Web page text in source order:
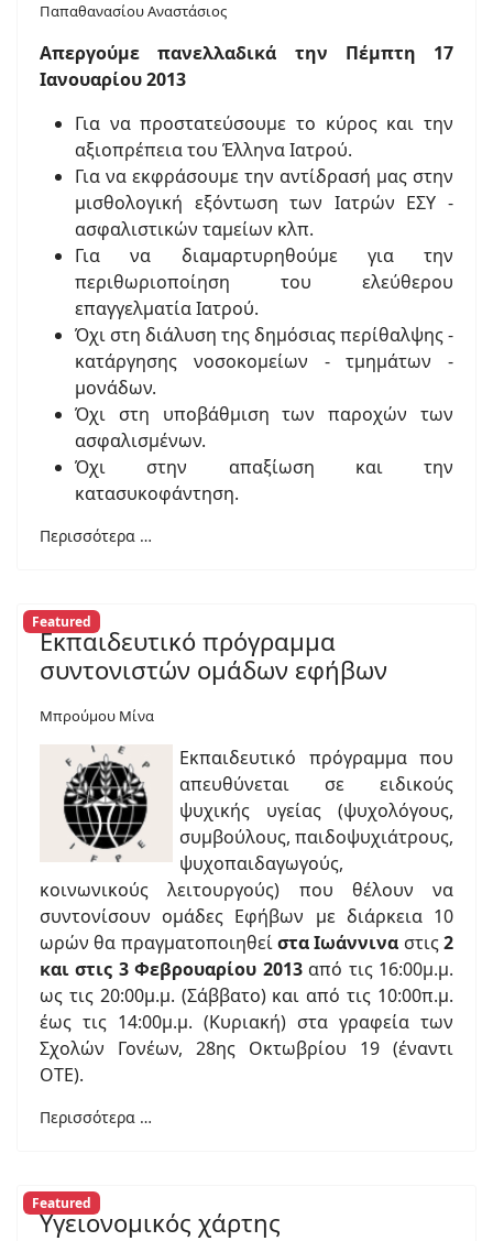
Παπαθανασίου Αναστάσιος
Απεργούμε πανελλαδικά την Πέμπτη 17
Ιανουαρίου 2013
Για να προστατεύσουμε το κύρος και την
αξιοπρέπεια του Έλληνα Ιατρού.
Για να εκφράσουμε την αντίδρασή μας στην
μισθολογική εξόντωση των Ιατρών ΕΣΥ -
ασφαλιστικών ταμείων κλπ.
Για να διαμαρτυρηθούμε για την
περιθωριοποίηση του ελεύθερου
επαγγελματία Ιατρού.
Όχι στη διάλυση της δημόσιας περίθαλψης -
κατάργησης νοσοκομείων - τμημάτων -
μονάδων.
Όχι στη υποβάθμιση των παροχών των
ασφαλισμένων.
Όχι στην απαξίωση και την
κατασυκοφάντηση.
Περισσότερα …
Featured
Εκπαιδευτικό πρόγραμμα
συντονιστών ομάδων εφήβων
Μπρούμου Μίνα
Εκπαιδευτικό πρόγραμμα που
απευθύνεται σε ειδικούς
ψυχικής υγείας (ψυχολόγους,
συμβούλους, παιδοψυχιάτρους,
ψυχοπαιδαγωγούς,
κοινωνικούς λειτουργούς) που θέλουν να
συντονίσουν ομάδες Εφήβων με διάρκεια 10
ωρών θα πραγματοποιηθείστα Ιωάννινα στις2
και στις 3 Φεβρουαρίου 2013από τις 16:00μ.μ.
ως τις 20:00μ.μ. (Σάββατο) και από τις 10:00π.μ.
έως τις 14:00μ.μ. (Κυριακή) στα γραφεία των
Σχολών Γονέων, 28ης Οκτωβρίου 19 (έναντι
ΟΤΕ).
Περισσότερα …
Featured
Υγειονομικός χάρτης